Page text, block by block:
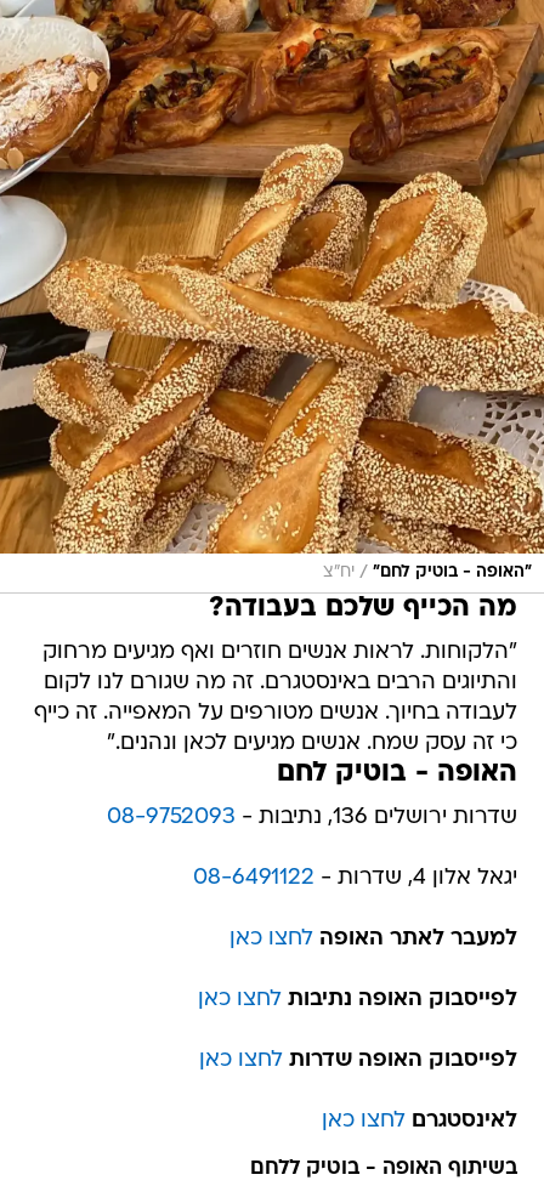
"האופה - בוטיק לחם" / יח"צ
מה הכייף שלכם בעבודה?
"הלקוחות. לראות אנשים חוזרים ואף מגיעים מרחוק
והתיוגים הרבים באינסטגרם. זה מה שגורם לנו לקום
לעבודה בחיוך. אנשים מטורפים על המאפייה. זה כייף
כי זה עסק שמח. אנשים מגיעים לכאן ונהנים."
האופה - בוטיק לחם
שדרות ירושלים 136, נתיבות - 08-9752093
יגאל אלון 4, שדרות - 08-6491122
למעבר לאתר האופה לחצו כאן
לפייסבוק האופה נתיבות לחצו כאן
לפייסבוק האופה שדרות לחצו כאן
לאינסטגרם לחצו כאן
בשיתוף האופה - בוטיק ללחם